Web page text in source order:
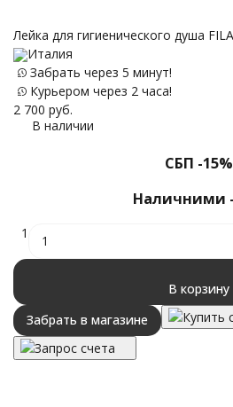
Лейка для гигиенического душа
Италия
Забрать через 5 минут!
Курьером через 2 часа!
2 700 руб.
В наличии
СБП -15%
Наличними
1
В корзину
Забрать в магазине
Купить
Запрос счета